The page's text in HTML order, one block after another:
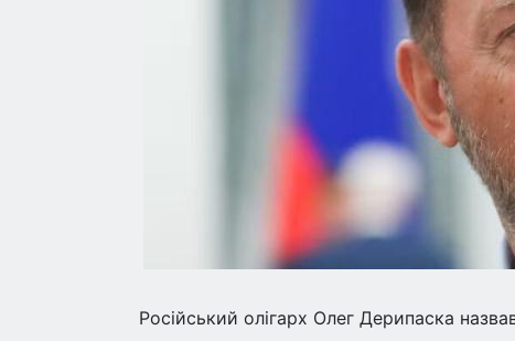
Російський олігарх Олег Дерипаска